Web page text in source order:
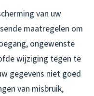
van uw
maatregelen om
ongewenste
wijziging tegen te
gegevens niet goed
van misbruik,